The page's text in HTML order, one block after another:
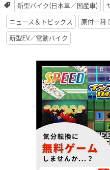
新型バイク(日本車／国産車)
ニュース＆トピックス
原付一種
新型EV／電動バイク